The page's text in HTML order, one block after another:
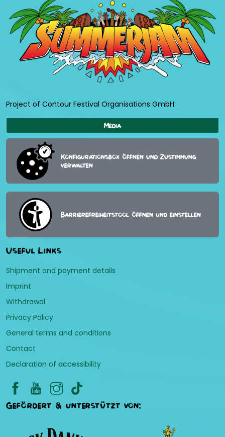
Project of Contour Festival Organisations GmbH
Media
Konfigurationsbox öffnen und Zustimmung
verwalten
Barrierefreiheitstool öffnen und einstellen
Useful Links
Shipment and payment details
Imprint
Withdrawal
Privacy Policy
General terms and conditions
Contact
Declaration of accessibility
Gefördert & unterstützt von: